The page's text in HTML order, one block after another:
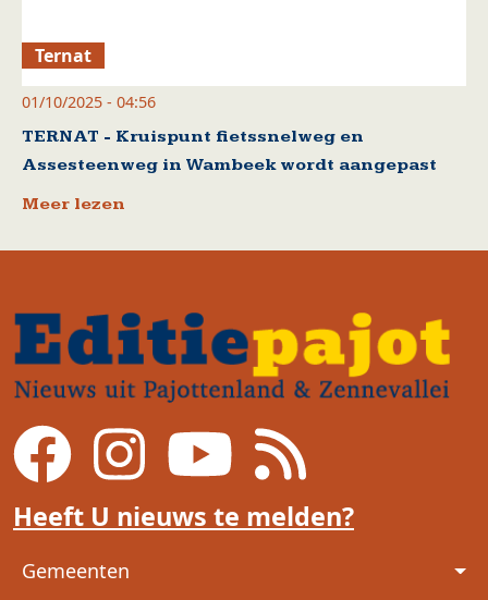
Ternat
01/10/2025 - 04:56
TERNAT - Kruispunt fietssnelweg en
Assesteenweg in Wambeek wordt aangepast
Meer lezen
Heeft U nieuws te melden?
Voet
Gemeenten